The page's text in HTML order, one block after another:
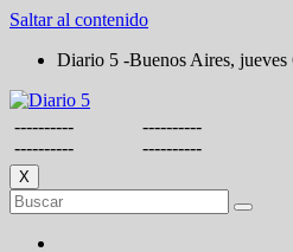
Saltar al contenido
Diario 5 -Buenos Aires, jueves
----------
----------
----------
----------
X